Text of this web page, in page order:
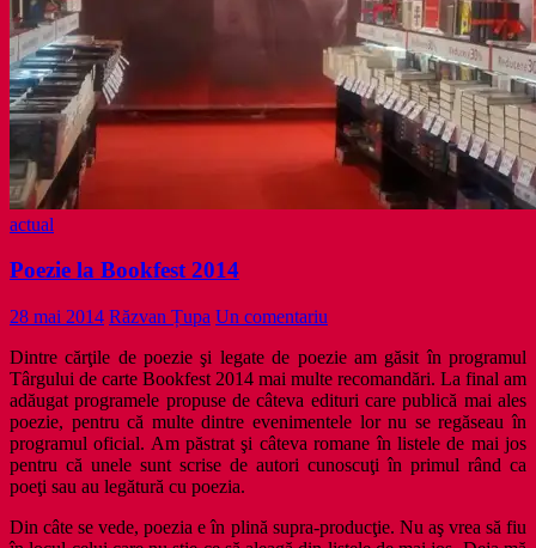
actual
Poezie la Bookfest 2014
28 mai 2014 Răzvan Țupa Un comentariu
Dintre cărţile de poezie şi legate de poezie am găsit în programul
Târgului de carte Bookfest 2014 mai multe recomandări. La final am
adăugat programele propuse de câteva edituri care publică mai ales
poezie, pentru că multe dintre evenimentele lor nu se regăseau în
programul oficial. Am păstrat şi câteva romane în listele de mai jos
pentru că unele sunt scrise de autori cunoscuţi în primul rând ca
poeţi sau au legătură cu poezia.
Din câte se vede, poezia e în plină supra-producţie. Nu aş vrea să fiu